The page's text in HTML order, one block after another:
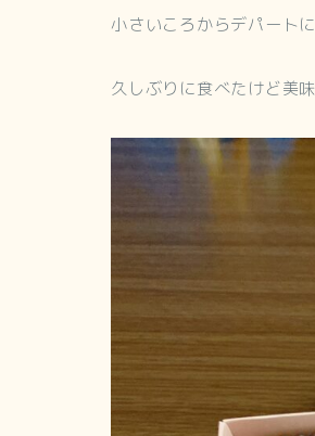
小さいころからデパート
久しぶりに食べたけど美